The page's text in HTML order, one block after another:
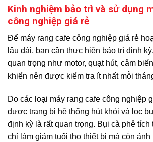
Kinh nghiệm bảo trì và sử dụng
công nghiệp giá rẻ
Để máy rang cafe công nghiệp giá rẻ
lâu dài, bạn cần thực hiện bảo trì định
quan trọng như motor, quạt hút, cảm
khiển nên được kiểm tra ít nhất mỗi
Do các loại máy rang cafe công nghiệp
được trang bị hệ thống hút khói và lọc
định kỳ là rất quan trọng. Bụi cà phê tích
chỉ làm giảm tuổi thọ thiết bị mà còn